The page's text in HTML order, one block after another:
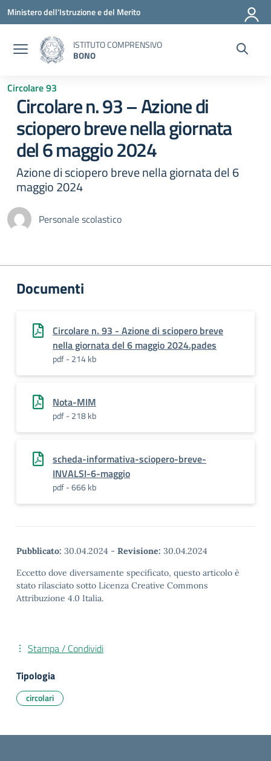
Vai ai contenuti
Vai al menu di navigazione
Vai al footer
Ministero dell'Istruzione e del Merito
ISTITUTO COMPRENSIVO
BONO
Circolare 93
Circolare n. 93 – Azione di
sciopero breve nella giornata
del 6 maggio 2024
Azione di sciopero breve nella giornata del 6
maggio 2024
Personale scolastico
Documenti
Circolare n. 93 - Azione di sciopero breve
nella giornata del 6 maggio 2024.pades
pdf - 214 kb
Nota-MIM
pdf - 218 kb
scheda-informativa-sciopero-breve-
INVALSI-6-maggio
pdf - 666 kb
Pubblicato: 30.04.2024 - Revisione: 30.04.2024
Eccetto dove diversamente specificato, questo articolo è
stato rilasciato sotto Licenza Creative Commons
Attribuzione 4.0 Italia.
Stampa / Condividi
Tipologia
circolari